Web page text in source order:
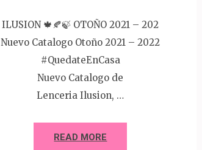
ILUSION 🍁🍂🍃 OTOÑO 2021 – 202
Nuevo Catalogo Otoño 2021 – 2022
#QuedateEnCasa
Nuevo Catalogo de
Lenceria Ilusion, …
READ MORE